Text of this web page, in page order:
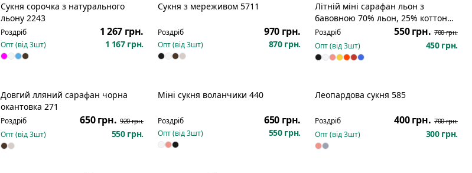
Новинка
Сукня сорочка з натурального
льону 2243
Роздріб 1 267 грн.
Опт (від3шт) 1 167 грн.
Сукня з мереживом 5711
Роздріб 970 грн.
Опт (від3шт) 870 грн.
Розпродаж
Літній міні сарафан льон з
бавовною 70% льон, 25% коттон
шнурівка спинка 101
Роздріб 550 грн. 700 грн.
Опт (від3шт) 450 грн.
Розпродаж
Довгий лляний сарафан чорна
окантовка 271
Роздріб 650 грн. 920 грн.
Опт (від3шт) 550 грн.
Новинка
Міні сукня воланчики 440
Роздріб 650 грн.
Опт (від3шт) 550 грн.
Леопардова сукня 585
Роздріб 400 грн. 700 грн.
Опт (від3шт) 300 грн.